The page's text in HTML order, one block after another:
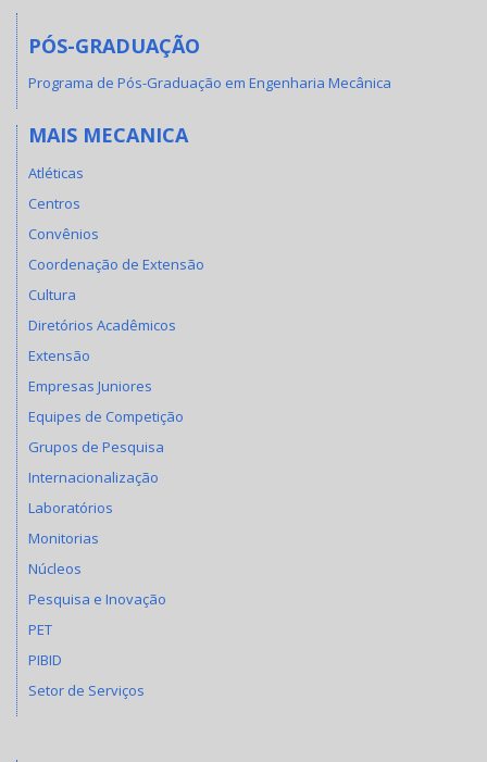
PÓS-GRADUAÇÃO
Programa de Pós-Graduação em Engenharia Mecânica
MAIS MECANICA
Atléticas
Centros
Convênios
Coordenação de Extensão
Cultura
Diretórios Acadêmicos
Extensão
Empresas Juniores
Equipes de Competição
Grupos de Pesquisa
Internacionalização
Laboratórios
Monitorias
Núcleos
Pesquisa e Inovação
PET
PIBID
Setor de Serviços